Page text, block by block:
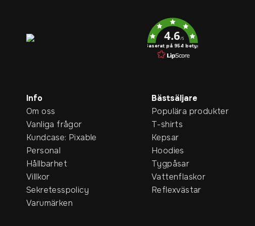
4.6/5
Baserat på 954 betyg
Info
Om oss
Vanliga frågor
Kundcase: Pixable
Personal
Hållbarhet
Villkor
Sekretesspolicy
Varumärken
Bästsäljare
Populära produkter
T-shirts
Kepsar
Hoodies
Tygpåsar
Vattenflaskor
Reflexvästar